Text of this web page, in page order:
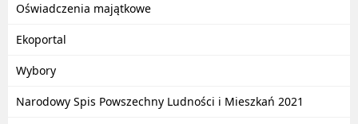
Oświadczenia majątkowe
Ekoportal
Wybory
Narodowy Spis Powszechny Ludności i Mieszkań 2021